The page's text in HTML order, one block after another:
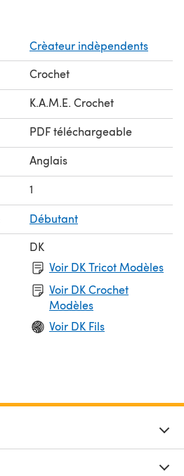
Crèateur indèpendents
Crochet
K.A.M.E. Crochet
PDF téléchargeable
Anglais
1
Débutant
DK
Voir DK Tricot Modèles
Voir DK Crochet
Modèles
Voir DK Fils